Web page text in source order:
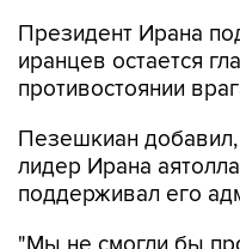
противостоянии
Пезешкиан добавил,
поддерживал его
"Мы не смогли бы